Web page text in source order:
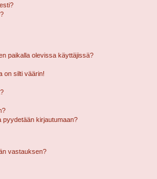
paikalla olevissa käyttäjissä?
on silti väärin!
pyydetään kirjautumaan?
vastauksen?